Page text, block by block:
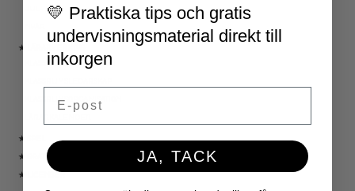
★ LÄRARVERKTYG
KLASSRUMSDEKORATION
KLASSRUMSORGANISATION
★ SPEL
★ GRATIS
★ LICENSER
💛 Praktiska tips och gratis
undervisningsmaterial direkt till
inkorgen
JA, TACK